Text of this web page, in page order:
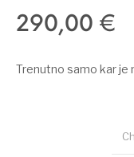
290,00€
Trenutno samo kar je